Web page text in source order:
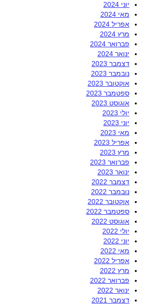
יוני 2024
מאי 2024
אפריל 2024
מרץ 2024
פברואר 2024
ינואר 2024
דצמבר 2023
נובמבר 2023
אוקטובר 2023
ספטמבר 2023
אוגוסט 2023
יולי 2023
יוני 2023
מאי 2023
אפריל 2023
מרץ 2023
פברואר 2023
ינואר 2023
דצמבר 2022
נובמבר 2022
אוקטובר 2022
ספטמבר 2022
אוגוסט 2022
יולי 2022
יוני 2022
מאי 2022
אפריל 2022
מרץ 2022
פברואר 2022
ינואר 2022
דצמבר 2021